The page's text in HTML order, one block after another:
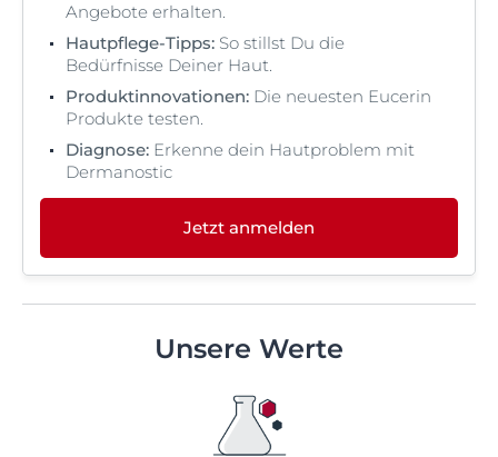
Angebote erhalten.
Hautpflege-Tipps: So stillst Du die
Bedürfnisse Deiner Haut.
Produktinnovationen: Die neuesten Eucerin
Produkte testen.
Diagnose: Erkenne dein Hautproblem mit
Dermanostic
Jetzt anmelden
Unsere Werte